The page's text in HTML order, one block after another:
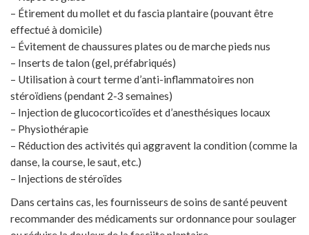
– Étirement du mollet et du fascia plantaire (pouvant être
effectué à domicile)
– Évitement de chaussures plates ou de marche pieds nus
– Inserts de talon (gel, préfabriqués)
– Utilisation à court terme d’anti-inflammatoires non
stéroïdiens (pendant 2-3 semaines)
– Injection de glucocorticoïdes et d’anesthésiques locaux
– Physiothérapie
– Réduction des activités qui aggravent la condition (comme la
danse, la course, le saut, etc.)
– Injections de stéroïdes
Dans certains cas, les fournisseurs de soins de santé peuvent
recommander des médicaments sur ordonnance pour soulager